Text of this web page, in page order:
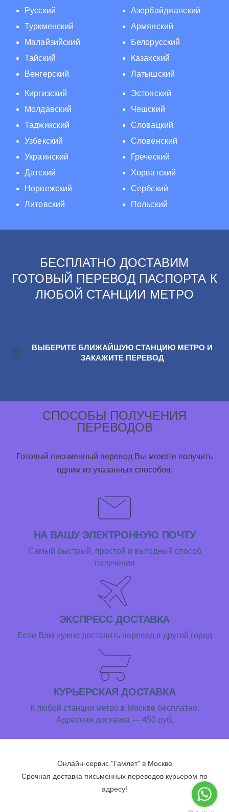
Русский
Туркменский
Малайзийский
Тайский
Венгерский
Азербайджанский
Армянский
Белорусский
Казахский
Латышский
Киргизский
Молдавский
Таджикский
Узбекский
Украинский
Датский
Норвежский
Литовский
Эстонский
Чешский
Словацкий
Словенский
Греческий
Хорватский
Сербский
Польский
БЕСПЛАТНО ДОСТАВИМ
ГОТОВЫЙ ПЕРЕВОД ПАСПОРТА К
ЛЮБОЙ СТАНЦИИ МЕТРО
ВЫБЕРИТЕ БЛИЖАЙШУЮ СТАНЦИЮ МЕТРО И
ЗАКАЖИТЕ ПЕРЕВОД
СПОСОБЫ ПОЛУЧЕНИЯ
ПЕРЕВОДОВ
Готовый письменный перевод Вы можете получить
одним из указанных способов:
НА ВАШУ ЭЛЕКТРОННУЮ ПОЧТУ
Самый быстрый, простой и выгодный способ
получения
ЭКСПРЕСС ДОСТАВКА
Если Вам нужно доставить перевод в другой город
КУРЬЕРСКАЯ ДОСТАВКА
К любой станции метро в Москве бесплатно.
Адресная доставка — 450 руб.
Онлайн-сервис "Гамлет" в Москве
Срочная доставка письменных переводов курьером по
адресу!